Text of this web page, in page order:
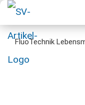
FluoTechnik